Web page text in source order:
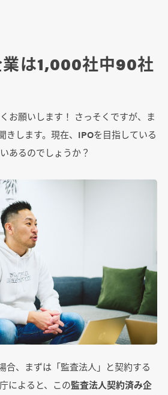
業は1,000社中90社
お願いします！ さっそくですが、ま
きします。現在、IPOを目指している
あるのでしょうか？
合、まずは「監査法人」と契約する
によると、この監査法人契約済み企